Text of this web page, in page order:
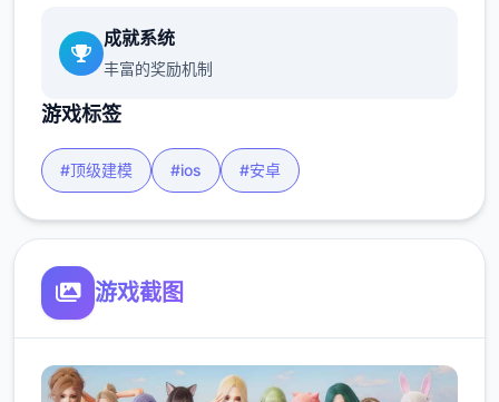
成就系统
丰富的奖励机制
游戏标签
#顶级建模 #ios #安卓
游戏截图